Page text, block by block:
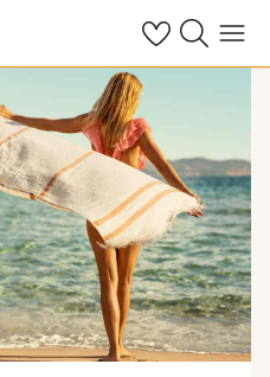
Se dinaSök på ving.se
Meny